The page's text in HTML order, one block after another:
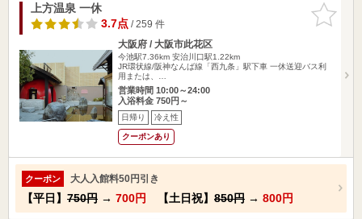
お気に入
りに追加
上方温泉 一休
3.7点/ 259 件
大阪府 / 大阪市此花区
今池駅7.36km 安治川口駅1.22km
JR環状線/阪神なんば線「西九条」駅下車 一休送迎バス利
用または、…
営業時間 10:00～24:00
入浴料金 750円～
日帰り 冷え性
クーポンあり
クーポン 大人入館料50円引き
【平日】 750円 → 700円 【土日祝】 850円 → 800円